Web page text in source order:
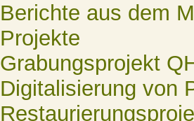
Berichte aus dem
Projekte
Grabungsprojekt
Digitalisierung von